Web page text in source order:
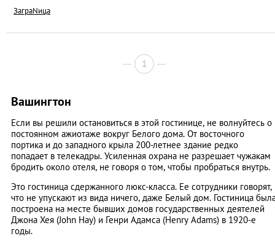
ЗаграNица
1
Вашингтон
Если вы решили остановиться в этой гостинице, не волнуйтесь о
постоянном ажиотаже вокруг Белого дома. От восточного
портика и до западного крыла 200-летнее здание редко
попадает в телекадры. Усиленная охрана не разрешает чужакам
бродить около отеля, не говоря о том, чтобы пробраться внутрь.
Это гостиница сдержанного люкс-класса. Ее сотрудники говорят,
что не упускают из вида ничего, даже Белый дом. Гостиница
построена на месте бывших домов государственных деятелей
Джона Хея (John Hay) и Генри Адамса (Henry Adams) в 1920-е
годы.